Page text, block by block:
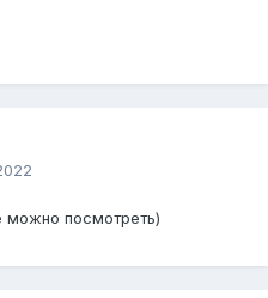
можно посмотреть)